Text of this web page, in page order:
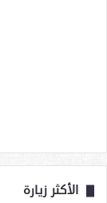
الأكثر زيارة